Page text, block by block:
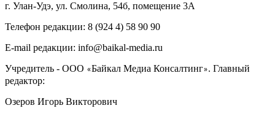
г. Улан-Удэ, ул. Смолина, 54б, помещение 3А
Телефон редакции: ‎‎8 (924 4) 58 90 90
E-mail редакции: info@baikal-media.ru
Учредитель - ООО «Байкал Медиа Консалтинг». Главный
редактор:
Озеров Игорь Викторович